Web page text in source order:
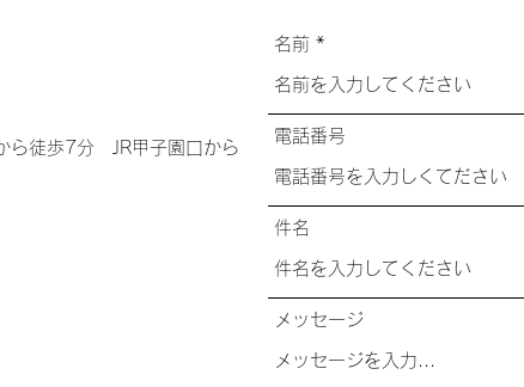
ら徒歩7分 JR甲子園口から
名前
電話番号
件名
メッセージ